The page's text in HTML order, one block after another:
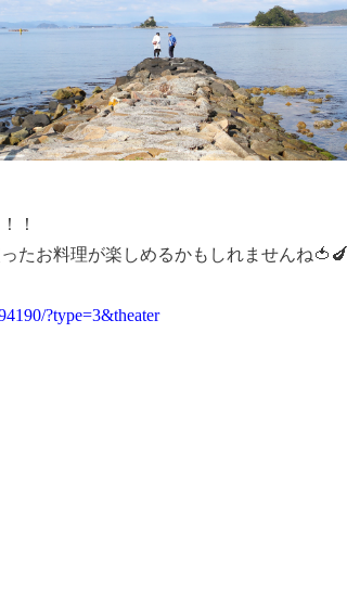
！
たお料理が楽しめるかもしれませんね🍅🍆
?type=3&theater